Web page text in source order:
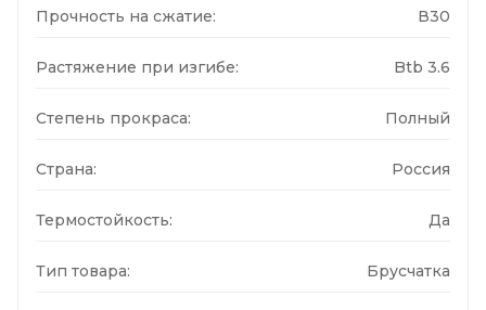
Прочность на сжатие: В30
Растяжение при изгибе: Btb 3.6
Степень прокраса: Полный
Страна: Россия
Термостойкость: Да
Тип товара: Брусчатка